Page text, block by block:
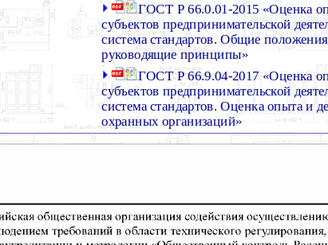
ГОСТ Р 66.0.01-2015 «Оценка
субъектов предпринимательской
система стандартов. Общие
руководящие принципы»
ГОСТ Р 66.9.04-2017 «Оценка
субъектов предпринимательской
система стандартов. Оценка опыта и
охранных организаций»